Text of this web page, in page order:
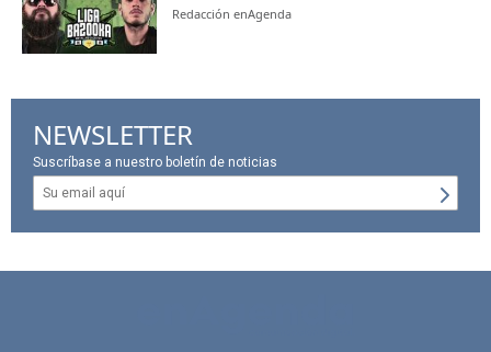
Redacción enAgenda
NEWSLETTER
Suscríbase a nuestro boletín de noticias